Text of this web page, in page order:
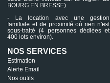
BOURG EN BRESSE).
- La location avec une gestion
familiale et de proximité où rien n'est
sous-traité (4 personnes dédiées et
400 lots environ).
NOS SERVICES
Estimation
Alerte Email
Nos outils